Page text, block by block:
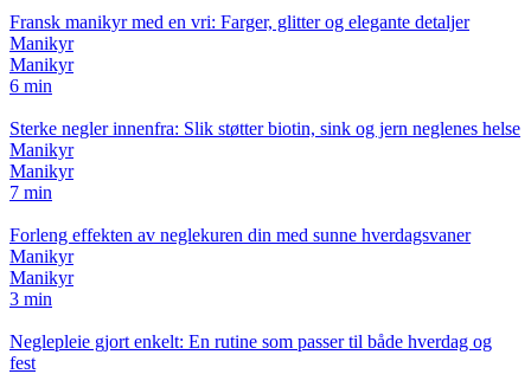
Fransk manikyr med en vri: Farger, glitter og elegante detaljer
Manikyr
Manikyr
6 min
Sterke negler innenfra: Slik støtter biotin, sink og jern neglenes helse
Manikyr
Manikyr
7 min
Forleng effekten av neglekuren din med sunne hverdagsvaner
Manikyr
Manikyr
3 min
Neglepleie gjort enkelt: En rutine som passer til både hverdag og
fest